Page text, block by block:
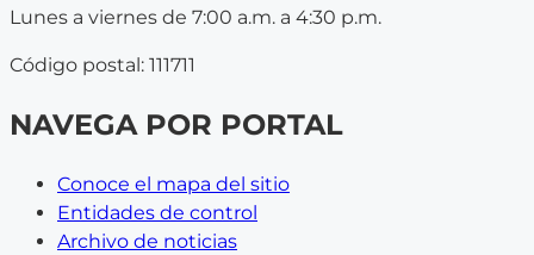
Lunes a viernes de 7:00 a.m. a 4:30 p.m.
Código postal: 111711
NAVEGA POR PORTAL
Conoce el mapa del sitio
Entidades de control
Archivo de noticias